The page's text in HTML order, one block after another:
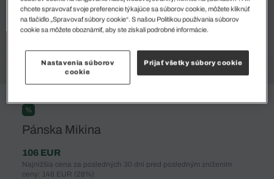
%
Pánska Mikina
106 EUR
Najnižšia cena za posledných 30 dní pred posledným znížením
ceny: 148 EUR (28%)
chcete spravovať svoje preferencie týkajúce sa súborov cookie, môžete kliknúť
na tlačidlo „Spravovať súbory cookie“. S našou Politikou používania súborov
cookie sa môžete oboznámiť, aby ste získali podrobné informácie.
Nastavenia súborov
cookie
Prijať všetky súbory cookie